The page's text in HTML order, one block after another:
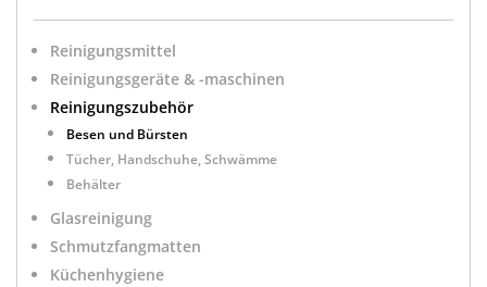
Reinigungsmittel
Reinigungsgeräte & -maschinen
Reinigungszubehör
Besen und Bürsten
Tücher, Handschuhe, Schwämme
Behälter
Glasreinigung
Schmutzfangmatten
Küchenhygiene